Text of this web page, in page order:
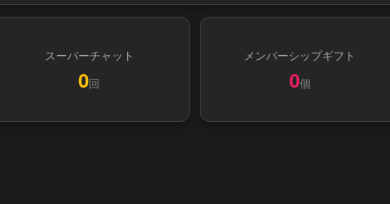
スーパーチャット
0回
メンバーシップギフト
0個